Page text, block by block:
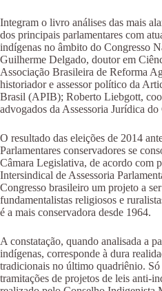
Integram o livro análises das mais
dos principais parlamentares com
indígenas no âmbito do Congresso
Guilherme Delgado, doutor em
Associação Brasileira de Reforma
historiador e assessor político da
Brasil (APIB); Roberto Liebgott,
advogados da Assessoria Jurídica
O resultado das eleições de 2014
Parlamentares conservadores se
Câmara Legislativa, de acordo com
Intersindical de Assessoria
Congresso brasileiro um projeto a
fundamentalistas religiosos e
é a mais conservadora desde 1964.
A constatação, quando analisada a
indígenas, corresponde à dura
tradicionais no último quadriênio.
tramitações de projetos de leis anti-